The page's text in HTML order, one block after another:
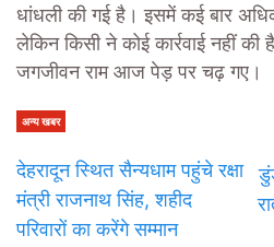
धांधली की गई है। इसमें कई बार
लेकिन किसी ने कोई कार्रवाई नहीं की
जगजीवन राम आज पेड़ पर चढ़ गए।
अन्य खबर
देहरादून स्थित सैन्यधाम पहुंचे रक्षा
मंत्री राजनाथ सिंह, शहीद
परिवारों का करेंगे सम्मान